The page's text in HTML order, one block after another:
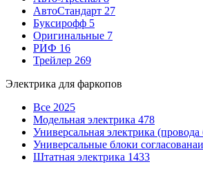
АвтоСтандарт 27
Буксирофф 5
Оригинальные 7
РИФ 16
Трейлер 269
Электрика для фаркопов
Все 2025
Модельная электрика 478
Универсальная электрика (провода
Универсальные блоки
Штатная электрика 1433